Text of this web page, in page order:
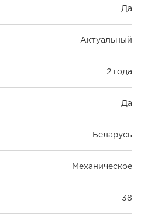
Да
Актуальный
2 года
Да
Беларусь
Механическое
38